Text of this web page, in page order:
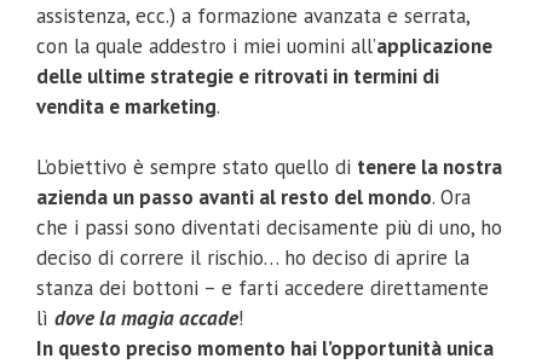
assistenza, ecc.) a formazione avanzata e serrata,
con la quale addestro i miei uomini all’applicazione
delle ultime strategie e ritrovati in termini di
vendita e marketing.
L’obiettivo è sempre stato quello di tenere la nostra
azienda un passo avanti al resto del mondo. Ora
che i passi sono diventati decisamente più di uno, ho
deciso di correre il rischio… ho deciso di aprire la
stanza dei bottoni – e farti accedere direttamente
lì dove la magia accade!
In questo preciso momento hai l’opportunità unica